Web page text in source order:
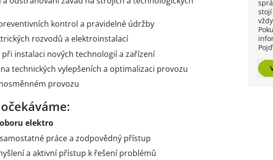
kontrol a pravidelné údržby
rozvodů a elektroinstalací
instalaci nových technologií a zařízení
technických vylepšeních a optimalizaci provozu
provozu
elektro
práce a zodpovědný přístup
a aktivní přístup k řešení problémů